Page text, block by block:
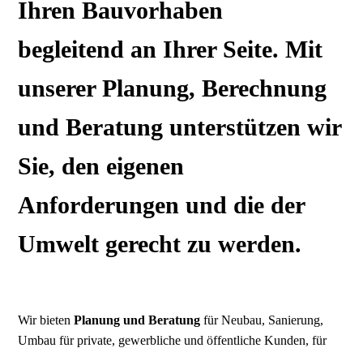
Ihren Bauvorhaben
begleitend an Ihrer Seite. Mit
unserer Planung, Berechnung
und Beratung unterstützen wir
Sie, den eigenen
Anforderungen und die der
Umwelt gerecht zu werden.
Wir bietenPlanung und Beratung für Neubau, Sanierung,
Umbau für private, gewerbliche und öffentliche Kunden, für